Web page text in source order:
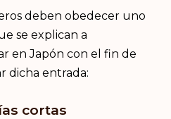
deben obedecer uno
se explican a
en Japón con el fin de
dicha entrada:
cortas